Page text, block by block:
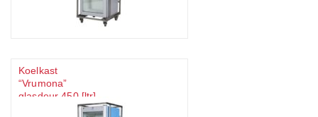
Koelkast
“Vrumona”
glasdeur 450 [ltr]